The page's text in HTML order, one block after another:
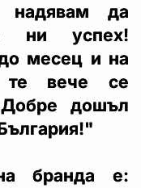
надявам да
ни успех!
месец и на
те вече се
дошъл
бранда е: